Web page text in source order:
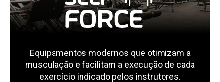
Equipamentos modernos que otimizam a
musculação e facilitam a execução de cada
exercício indicado pelos instrutores.